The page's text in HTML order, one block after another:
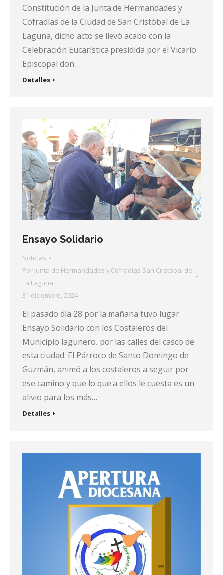
Constitución de la Junta de Hermandades y
Cofradías de la Ciudad de San Cristóbal de La
Laguna, dicho acto se llevó acabo con la
Celebración Eucarística presidida por el Vicario
Episcopal don…
Detalles
Ensayo Solidario
Noticias
Por Junta de Hermandades y Cofradías San Cristóbal de
La Laguna
31 diciembre, 2024
El pasado día 28 por la mañana tuvo lugar
Ensayo Solidario con los Costaleros del
Municipio lagunero, por las calles del casco de
esta ciudad. El Párroco de Santo Domingo de
Guzmán, animó a los costaleros a seguir por
ese camino y que lo que a ellos le cuesta es un
alivio para los más…
Detalles